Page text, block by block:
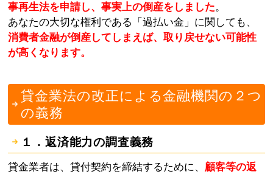
事再生法を申請し、事実上の倒産をしました。
あなたの大切な権利である「過払い金」に関しても、
消費者金融が倒産してしまえば、取り戻せない可能性
が高くなります。
貸金業法の改正による金融機関の２つ
の義務
１．返済能力の調査義務
貸金業者は、貸付契約を締結するために、 顧客等の返